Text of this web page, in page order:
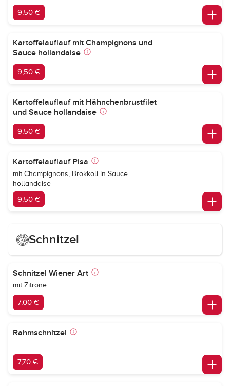
9,50 €
Kartoffelauflauf mit Champignons und
Sauce hollandaise
9,50 €
Kartoffelauflauf mit Hähnchenbrustfilet
und Sauce hollandaise
9,50 €
Kartoffelauflauf Pisa
mit Champignons, Brokkoli in Sauce
hollandaise
9,50 €
Schnitzel
Schnitzel Wiener Art
mit Zitrone
7,00 €
Rahmschnitzel
7,70 €